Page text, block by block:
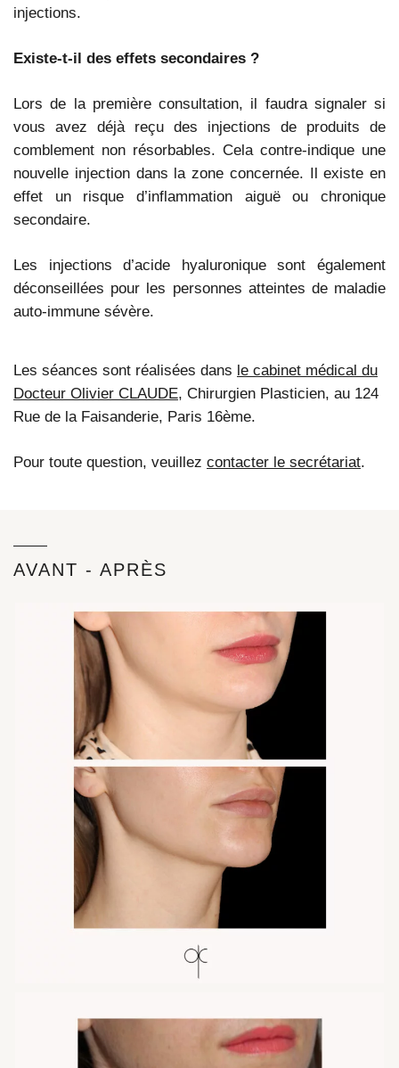
injections.
Existe-t-il des effets secondaires ?
Lors de la première consultation, il faudra signaler si
vous avez déjà reçu des injections de produits de
comblement non résorbables. Cela contre-indique une
nouvelle injection dans la zone concernée. Il existe en
effet un risque d’inflammation aiguë ou chronique
secondaire.
Les injections d’acide hyaluronique sont également
déconseillées pour les personnes atteintes de maladie
auto-immune sévère.
Les séances sont réalisées dans le cabinet médical du
Docteur Olivier CLAUDE, Chirurgien Plasticien, au 124
Rue de la Faisanderie, Paris 16ème.
Pour toute question, veuillez contacter le secrétariat.
AVANT - APRÈS